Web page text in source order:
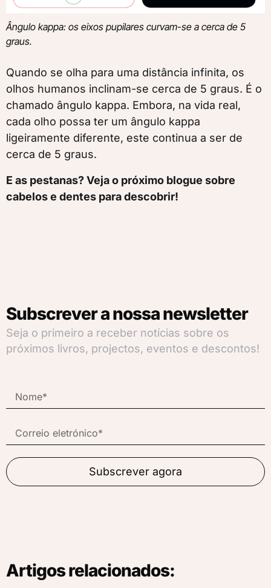
Ângulo kappa: os eixos pupilares curvam-se a cerca de 5
graus.
Quando se olha para uma distância infinita, os
olhos humanos inclinam-se cerca de 5 graus. É o
chamado ângulo kappa. Embora, na vida real,
cada olho possa ter um ângulo kappa
ligeiramente diferente, este continua a ser de
cerca de 5 graus.
E as pestanas? Veja o próximo blogue sobre
cabelos e dentes para descobrir!
Subscrever a nossa newsletter
Seja o primeiro a receber notícias sobre os
próximos livros, projectos, eventos e descontos!
Subscrever agora
Artigos relacionados: